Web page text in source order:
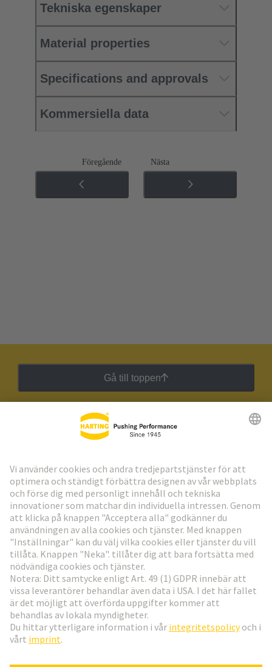
Tekniska egenskaper
Material properties
Specifications and approvals
Kommersiella data
Föregående Nästa
Gå till toppen
HARTING:s nyhetsbrev
Gå till registrering
Social Media
Sverige